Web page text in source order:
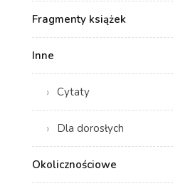
Fragmenty książek
Inne
Cytaty
Dla dorosłych
Okolicznościowe